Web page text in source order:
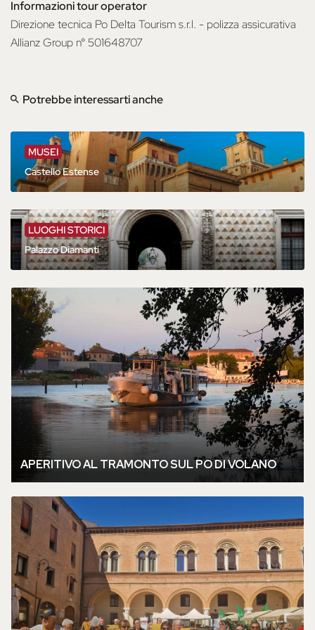
Informazioni tour operator
Direzione tecnica Po Delta Tourism s.r.l. - polizza assicurativa
Allianz Group n° 501648707
Potrebbe interessarti anche
MUSEI
Castello Estense
LUOGHI STORICI
Palazzo Diamanti